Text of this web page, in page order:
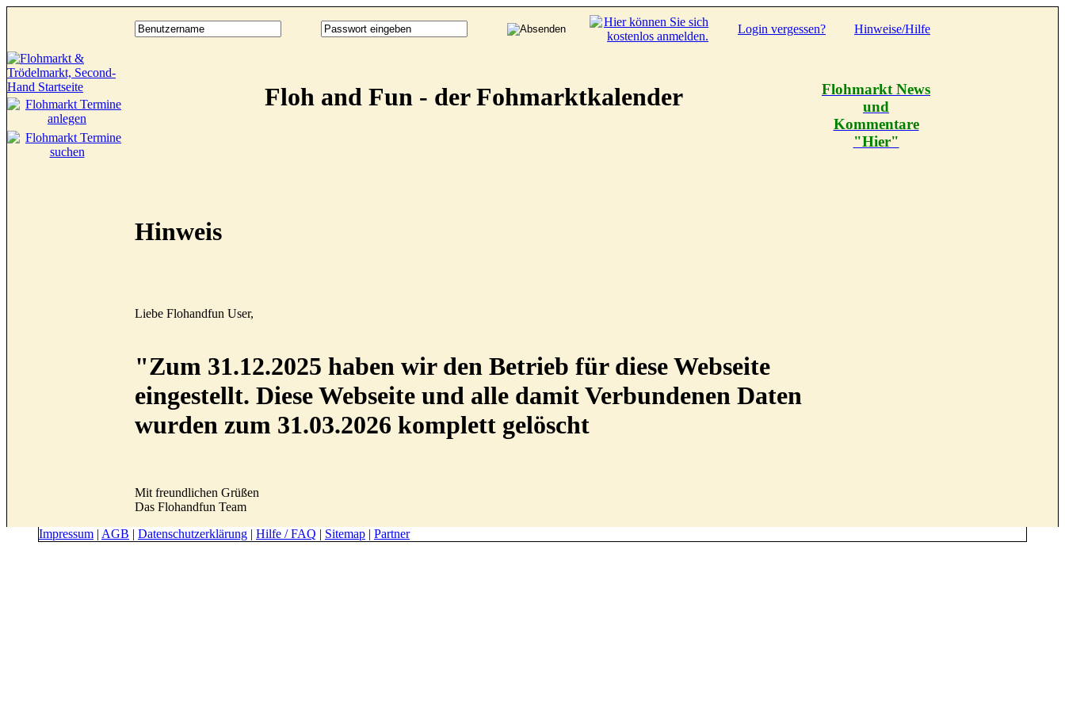
Login vergessen? Hinweise/Hilfe
Floh and Fun - der Fohmarktkalender
Hinweis
Liebe Flohandfun User,
"Zum 31.12.2025 haben wir den Betrieb für diese Webseite
eingestellt. Diese Webseite und alle damit Verbundenen Daten
wurden zum 31.03.2026 komplett gelöscht
Mit freundlichen Grüßen
Das Flohandfun Team
Flohmarkt News
und
Kommentare
"Hier"
Impressum | AGB | Datenschutzerklärung | Hilfe / FAQ | Sitemap | Partner